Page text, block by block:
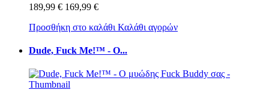
189,99 € 169,99 €
Προσθήκη στο καλάθι Καλάθι αγορών
Dude, Fuck Me!™ - Ο...